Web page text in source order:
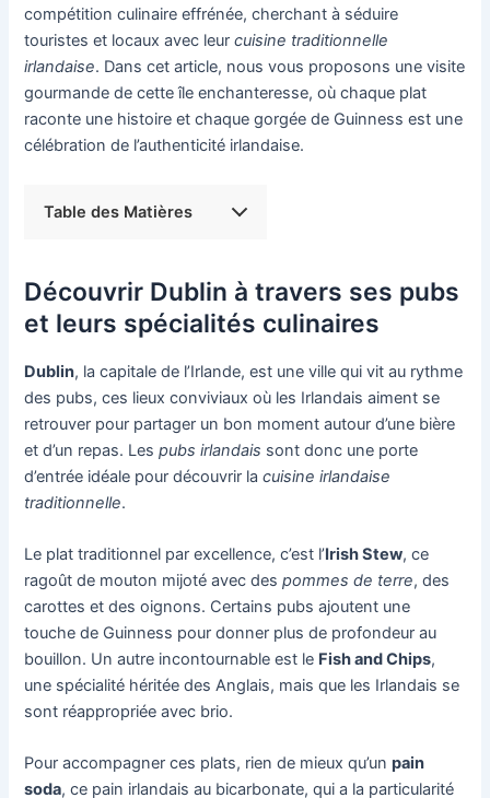
compétition culinaire effrénée, cherchant à séduire
touristes et locaux avec leurcuisine traditionnelle
irlandaise. Dans cet article, nous vous proposons une visite
gourmande de cette île enchanteresse, où chaque plat
raconte une histoire et chaque gorgée de Guinness est une
célébration de l’authenticité irlandaise.
Table des Matières
Découvrir Dublin à travers ses pubs
et leurs spécialités culinaires
Dublin, la capitale de l’Irlande, est une ville qui vit au rythme
des pubs, ces lieux conviviaux où les Irlandais aiment se
retrouver pour partager un bon moment autour d’une bière
et d’un repas. Lespubs irlandais sont donc une porte
d’entrée idéale pour découvrir lacuisine irlandaise
traditionnelle.
Le plat traditionnel par excellence, c’est l’Irish Stew, ce
ragoût de mouton mijoté avec despommes de terre, des
carottes et des oignons. Certains pubs ajoutent une
touche de Guinness pour donner plus de profondeur au
bouillon. Un autre incontournable est le Fish and Chips,
une spécialité héritée des Anglais, mais que les Irlandais se
sont réappropriée avec brio.
Pour accompagner ces plats, rien de mieux qu’unpain
soda, ce pain irlandais au bicarbonate, qui a la particularité